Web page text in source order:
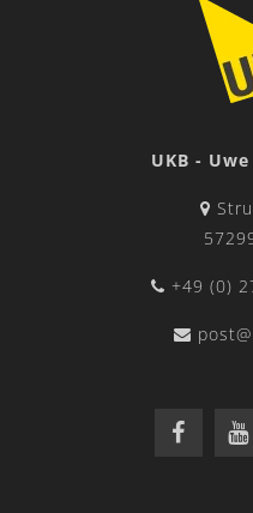
UKB -
+49 (0)